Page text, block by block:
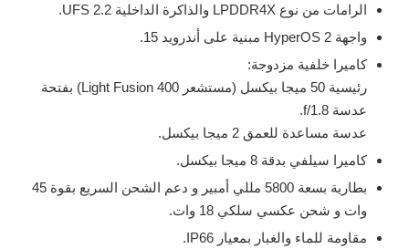
الرامات من نوع LPDDR4X والذاكرة الداخلية UFS 2.2.
واجهة HyperOS 2 مبنية على أندرويد 15.
كاميرا خلفية مزدوجة:
رئيسية 50 ميجا بيكسل (مستشعر Light Fusion 400) بفتحة
عدسة f/1.8.
عدسة مساعدة للعمق 2 ميجا بيكسل.
كاميرا سيلفي بدقة 8 ميجا بيكسل.
بطارية بسعة 5800 مللي أمبير و دعم الشحن السريع بقوة 45
وات و شحن عكسي سلكي 18 وات.
مقاومة للماء والغبار بمعيار IP66.